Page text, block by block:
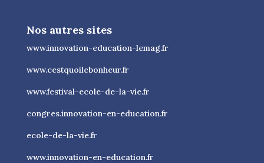
Nos autres sites
www.innovation-education-lemag.fr
www.cestquoilebonheur.fr
www.festival-ecole-de-la-vie.fr
congres.innovation-en-education.fr
ecole-de-la-vie.fr
www.innovation-en-education.fr